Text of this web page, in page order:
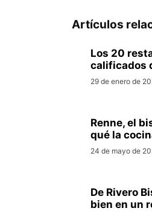
Artículos
Los 20
calificados
29 de enero de
Renne, el
qué la
24 de mayo de
De Rivero
bien en un